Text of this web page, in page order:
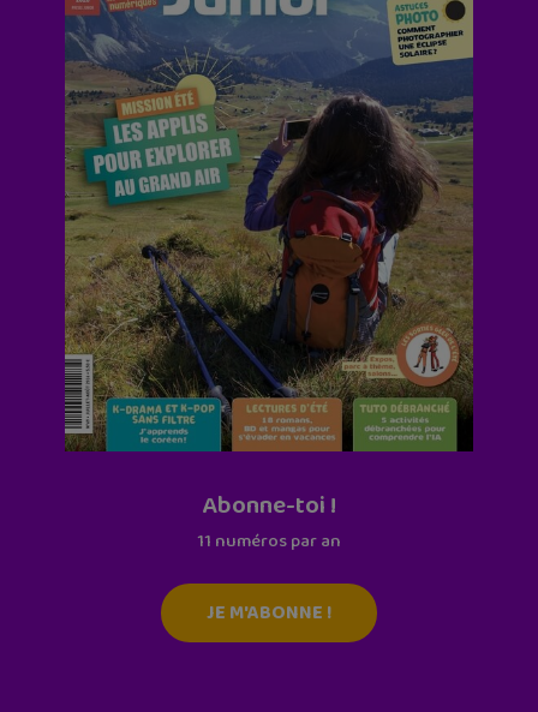
Abonne-toi !
11 numéros par an
JE M'ABONNE !